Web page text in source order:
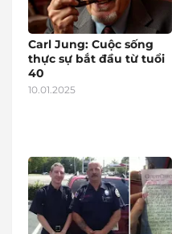
Carl Jung: Cuộc sống
thực sự bắt đầu từ tuổi
40
10.01.2025